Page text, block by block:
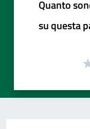
Quanto
su questa